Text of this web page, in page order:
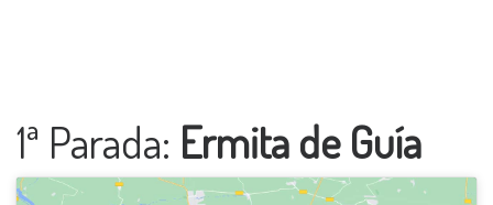
1ª Parada: Ermita de Guía